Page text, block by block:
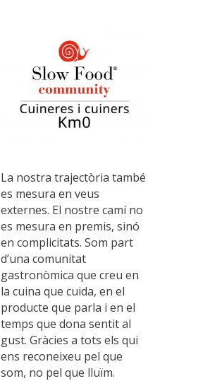
La nostra trajectòria també
es mesura en veus
externes. El nostre camí no
es mesura en premis, sinó
en complicitats. Som part
d’una comunitat
gastronòmica que creu en
la cuina que cuida, en el
producte que parla i en el
temps que dona sentit al
gust. Gràcies a tots els qui
ens reconeixeu pel que
som, no pel que lluïm.